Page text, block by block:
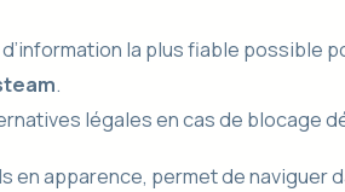
la plus fiable possible
.
légales en cas de blocage
en apparence, permet de naviguer